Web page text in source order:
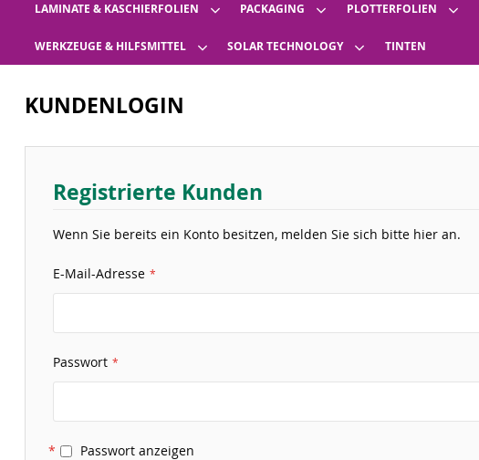
LAMINATE & KASCHIERFOLIEN PACKAGING PLOTTERFOLIEN
WERKZEUGE & HILFSMITTEL SOLAR TECHNOLOGY TINTEN
KUNDENLOGIN
Registrierte Kunden
Wenn Sie bereits ein Konto besitzen, melden Sie sich bitte hier an.
E-Mail-Adresse
Passwort
Passwort anzeigen